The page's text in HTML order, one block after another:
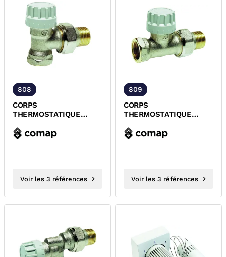
808
CORPS
THERMOSTATIQUE
M28x1,5 COMAP
Voir les 3 références
809
CORPS
THERMOSTATIQUE
COMAP
Voir les 3 références